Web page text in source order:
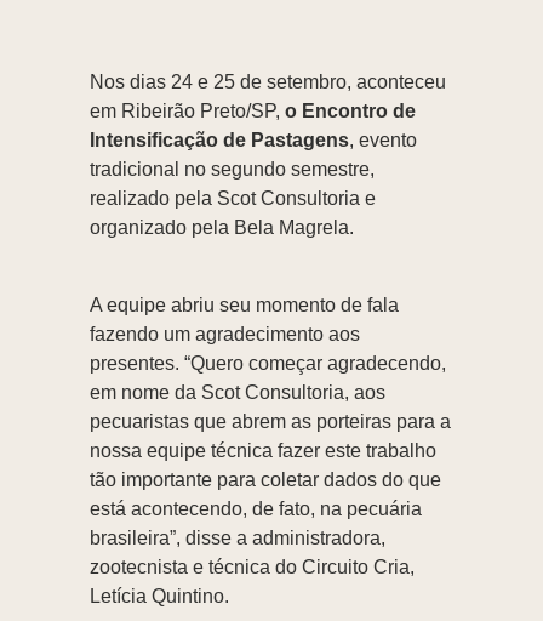
Nos dias 24 e 25 de setembro, aconteceu
em Ribeirão Preto/SP, o Encontro de
Intensificação de Pastagens, evento
tradicional no segundo semestre,
realizado pela Scot Consultoria e
organizado pela Bela Magrela.
A equipe abriu seu momento de fala
fazendo um agradecimento aos
presentes. “Quero começar agradecendo,
em nome da Scot Consultoria, aos
pecuaristas que abrem as porteiras para a
nossa equipe técnica fazer este trabalho
tão importante para coletar dados do que
está acontecendo, de fato, na pecuária
brasileira”, disse a administradora,
zootecnista e técnica do Circuito Cria,
Letícia Quintino.